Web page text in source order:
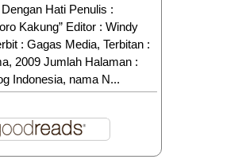
Hati Penulis :
Kakung” Editor : Windy
: Gagas Media, Terbitan :
2009 Jumlah Halaman :
Indonesia, nama N...